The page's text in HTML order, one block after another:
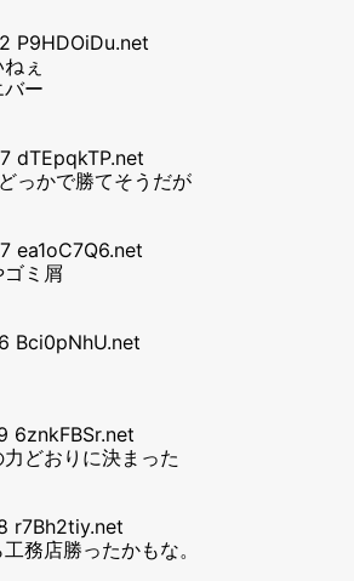
P9HDOiDu.net
ぇ
ー
dTEpqkTP.net
っかで勝てそうだが
ea1oC7Q6.net
ミ屑
Bci0pNhU.net
6znkFBSr.net
どおりに決まった
r7Bh2tiy.net
務店勝ったかもな。